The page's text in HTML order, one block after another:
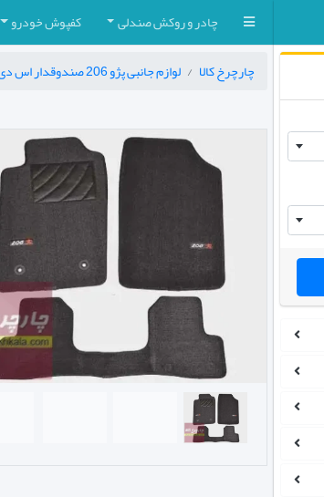
چادر و روکش صندلی کفپوش خودرو
چارچرخ کالا لوازم جانبی پژو 206 صندوقدار اس دی sd